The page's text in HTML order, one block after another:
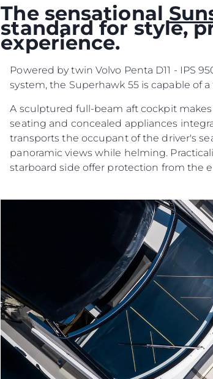
The sensational
standard for style,
experience.
Powered by twin Volvo Penta D11 - IPS
system, the Superhawk 55 is capable of
A sculptured full-beam aft cockpit
seating and concealed appliances
transports the occupant of the driver's
panoramic views while helming.
starboard side offer protection from the